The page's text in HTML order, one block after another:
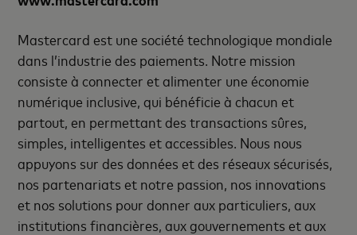
Mastercard est une société technologique mondiale
dans l’industrie des paiements. Notre mission
consiste à connecter et alimenter une économie
numérique inclusive, qui bénéficie à chacun et
partout, en permettant des transactions sûres,
simples, intelligentes et accessibles. Nous nous
appuyons sur des données et des réseaux sécurisés,
nos partenariats et notre passion, nos innovations
et nos solutions pour donner aux particuliers, aux
institutions financières, aux gouvernements et aux